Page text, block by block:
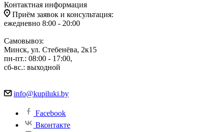
Контактная информация
Приём заявок и консультация:
ежедневно 8:00 - 20:00
Самовывоз:
Минск, ул. Стебенёва, 2к15
пн-пт.: 08:00 - 17:00,
сб-вс.: выходной
info@kupiluki.by
Facebook
Вконтакте